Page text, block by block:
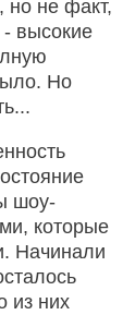
но не факт,
высокие
Но
шоу-
которые
Начинали
из них